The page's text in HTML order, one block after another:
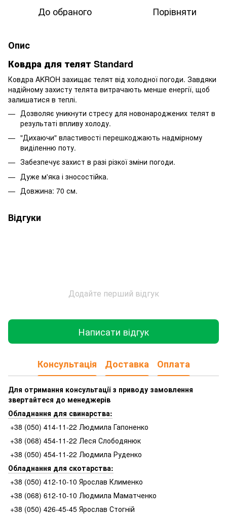
До обраного Порівняти
Опис
Ковдра для телят Standard
Ковдра AKROH захищає телят від холодної погоди. Завдяки
надійному захисту телята витрачають менше енергії, щоб
залишатися в теплі.
Дозволяє уникнути стресу для новонароджених телят в
результаті впливу холоду.
"Дихаючи" властивості перешкоджають надмірному
виділенню поту.
Забезпечує захист в разі різкої зміни погоди.
Дуже м'яка і зносостійка.
Довжина: 70 см.
Відгуки
Додайте перший відгук
Написати відгук
Консультація Доставка Оплата
Для отримання консультації з приводу замовлення
звертайтеся до менеджерів
Обладнання для свинарства:
+38 (050) 414-11-22 Людмила Гапоненко
+38 (068) 454-11-22 Леся Слободянюк
+38 (050) 454-11-22 Людмила Руденко
Обладнання для скотарства:
+38 (050) 412-10-10 Ярослав Клименко
+38 (068) 612-10-10 Людмила Маматченко
+38 (050) 426-45-45 Ярослав Стогній